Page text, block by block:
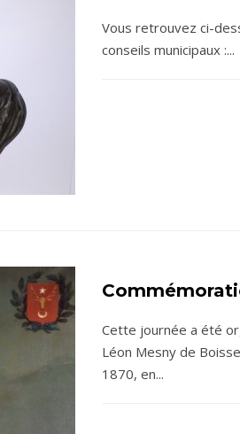
Vous retrouvez ci-
conseils municipaux :...
Cette journée a été
Léon Mesny de
1870, en...